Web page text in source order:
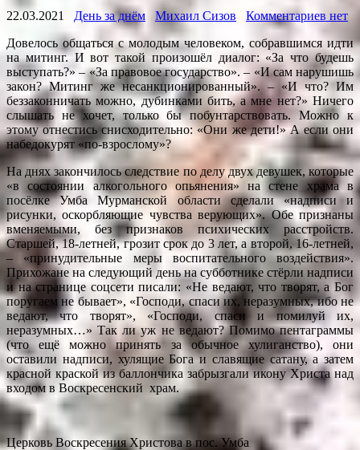
22.03.2021 День за днём Михаил Сизов
Комментариев нет
Довелось общаться с молодым человеком, собравшимся идти
на митинг. И вот такой произошёл диалог: «За что будешь
выступать?» – «За правовое государство». – «И сам нарушишь
закон? Митинг же несанкционированный». – «И что? Им
беззаконничать можно, дубинками бить, а мне нет?» Ничего
слышать не хочет, только бы побунтарствовать. Можно к
этому отнестись снисходительно: «Они же дети!» А если они
набедокурят «по-взрослому»?
На днях закончилось следствие по делу двух девушек, которые
«в состоянии алкогольного опьянения» на стене храма в
посёлке Умба Мурманской области сделали «надписи и
рисунки, оскорбляющие чувства верующих». Обе признаны
вменяемыми, без признаков психических расстройств.
Старшей, 18-летней, грозит срок до 3 лет, а второй, 16-летней,
– «принудительные меры воспитательного воздействия».
Прихожане на следующий день на субботнике стёрли надписи
и на странице соцсети писали: «Не ведают, что творят, а Бог
поругаем не бывает», «Господи, спаси их, неразумных, ибо не
ведают, что творят», «Господи, спаси и помилуй их,
неразумных…» Так ли уж не ведают? Помимо пентаграммы
(что ещё можно принять за обычное хулиганство), они
оставили надписи, хулящие Бога и славящие сатану, а затем
красной краской из баллончика забрызгали икону Христа над
входом в Воскресенский храм.
Церковь Воскресения Христова в пос. Умба